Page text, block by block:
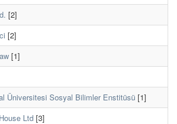
[2]
[2]
[1]
Üniversitesi Sosyal Bilimler Enstitüsü [1]
Ltd [3]